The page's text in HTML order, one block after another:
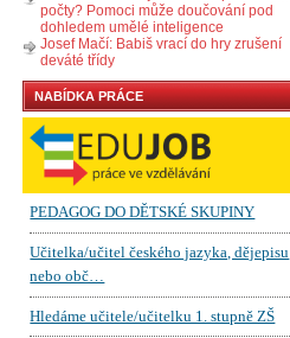
počty? Pomoci může doučování pod
dohledem umělé inteligence
Josef Mačí: Babiš vrací do hry zrušení
deváté třídy
NABÍDKA PRÁCE